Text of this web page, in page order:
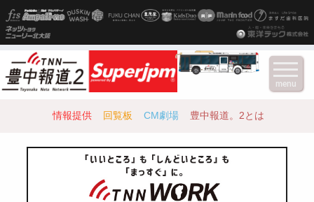
情報提供 回覧板 CM劇場 豊中報道。2とは
menu